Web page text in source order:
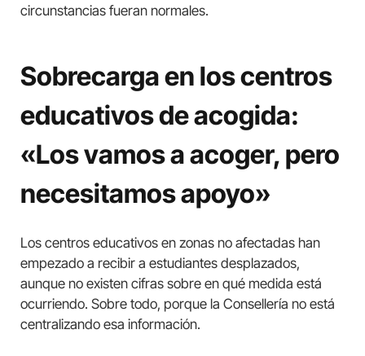
circunstancias fueran normales.
Sobrecarga en los centros
educativos de acogida:
«Los vamos a acoger, pero
necesitamos apoyo»
Los centros educativos en zonas no afectadas han
empezado a recibir a estudiantes desplazados,
aunque no existen cifras sobre en qué medida está
ocurriendo. Sobre todo, porque la Consellería no está
centralizando esa información.